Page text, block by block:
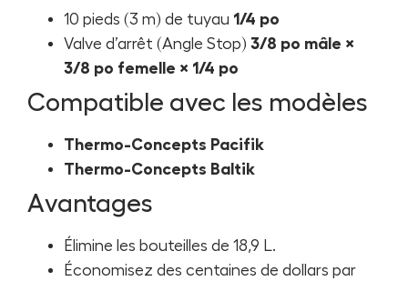
10 pieds (3 m) de tuyau 1/4 po
Valve d’arrêt (Angle Stop) 3/8 po mâle ×
3/8 po femelle × 1/4 po
Compatible avec les modèles
Thermo-Concepts Pacifik
Thermo-Concepts Baltik
Avantages
Élimine les bouteilles de 18,9 L.
Économisez des centaines de dollars par